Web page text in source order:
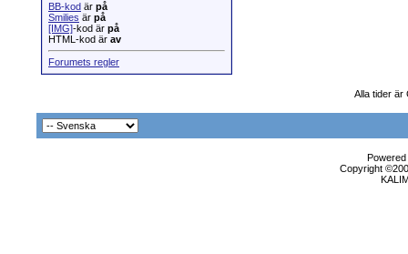
BB-kod är på
Smilies är på
[IMG]-kod är på
HTML-kod är av
Forumets regler
Alla tider är
Copyright